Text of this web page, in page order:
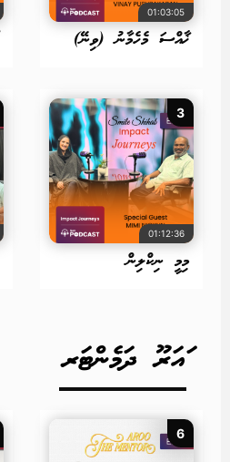
01:03:05
ޚާއްސަ މެހެމާނު (ވިނޭ)
3
01:12:36
މިމީ ނިކްލިން
ައަރޫ ދަމެންޓަރ
6